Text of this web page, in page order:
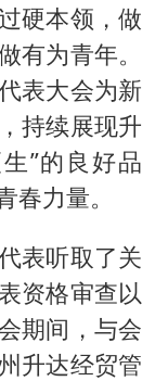
硬本领，做
有为青年。
表大会为新
持续展现升
”的良好品
力量。
表听取了关
资格审查以
期间，与会
升达经贸管